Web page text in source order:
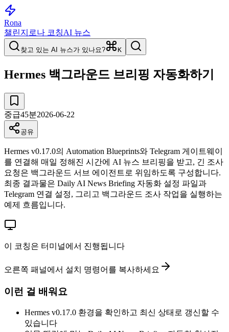
Rona
챌린지 로나 코칭AI 뉴스
찾고 있는 AI 뉴스가 있나요? K
Hermes 백그라운드 브리핑 자동화하기
중급45분2026-06-22
공유
Hermes v0.17.0의 Automation Blueprints와 Telegram 게이트웨이
를 연결해 매일 정해진 시간에 AI 뉴스 브리핑을 받고, 긴 조사
요청은 백그라운드 서브 에이전트로 위임하도록 구성합니다.
최종 결과물은 Daily AI News Briefing 자동화 설정 파일과
Telegram 연결 설정, 그리고 백그라운드 조사 작업을 실행하는
예제 흐름입니다.
이 코칭은 터미널에서 진행됩니다
오른쪽 패널에서 설치 명령어를 복사하세요
이런 걸 배워요
Hermes v0.17.0 환경을 확인하고 최신 상태로 갱신할 수
있습니다